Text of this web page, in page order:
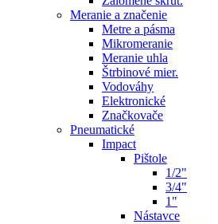
Meranie a značenie
Metre a pásma
Mikromeranie
Meranie uhla
Štrbinové mier.
Vodováhy
Elektronické
Značkovače
Pneumatické
Impact
Pištole
1/2"
3/4"
1"
Nástavce